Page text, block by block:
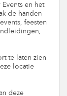
en het
de handen
feesten
te laten zien
locatie
deze